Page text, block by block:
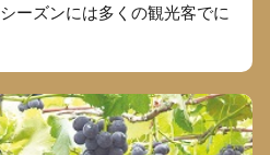
ーズンには多くの観光客でに